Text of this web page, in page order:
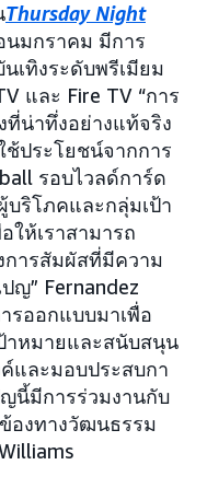
Thursday Night
นมกราคม มีการ
เทิงระดับพรีเมียม
และ Fire TV “การ
ที่น่าทึ่งอย่างแท้จริง
ช้ประโยชน์จากการ
รอบไวลด์การ์ด
บริโภคและกลุ่มเป้า
ให้เราสามารถ
การสัมผัสที่มีความ
ญ” Fernandez
รออกแบบมาเพื่อ
าหมายและสนับสนุน
และมอบประสบกา
นี้มีการร่วมงานกับ
องทางวัฒนธรรม